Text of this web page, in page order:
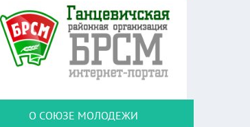
О СОЮЗЕ МОЛОДЕЖИ